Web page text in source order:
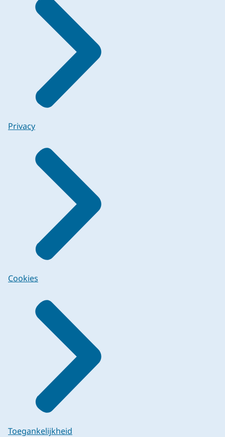
Privacy
Cookies
Toegankelijkheid